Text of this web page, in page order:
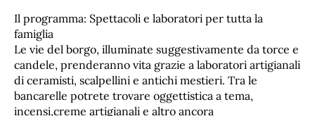
​Il programma: Spettacoli e laboratori per tutta la
famiglia
​Le vie del borgo, illuminate suggestivamente da torce e
candele, prenderanno vita grazie a laboratori artigianali
di ceramisti, scalpellini e antichi mestieri. Tra le
bancarelle potrete trovare oggettistica a tema,
incensi,creme artigianali e altro ancora